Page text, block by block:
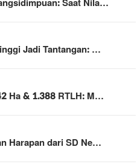
Saat Nila…
Jadi Tantangan: …
Ha & 1.388 RTLH: M…
Harapan dari SD Ne…